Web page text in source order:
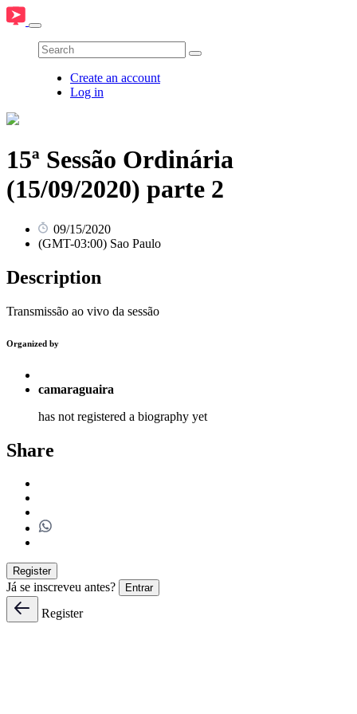
Create an account
Log in
15ª Sessão Ordinária
(15/09/2020) parte 2
09/15/2020
(GMT-03:00) Sao Paulo
Description
Transmissão ao vivo da sessão
Organized by
camaraguaira
has not registered a biography yet
Share
Register
Já se inscreveu antes? Entrar
Register